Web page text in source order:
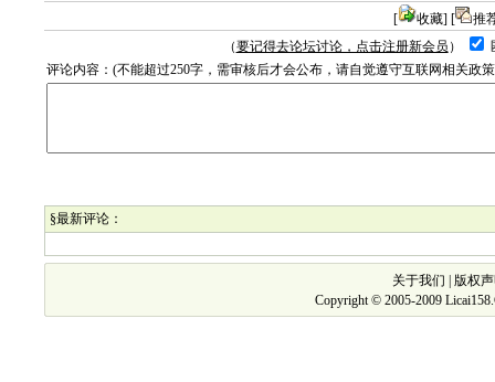
[ 收藏] [
推
（要记得去论坛讨论，点击注册新会员 ）
评论内容：(不能超过250字，需审核后才会公布，请自觉遵守互联网相关政
§最新评论：
关于我们
版权
Copyright © 2005-2009